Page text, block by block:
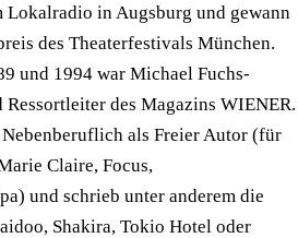
Lokalradio in Augsburg und gewann
des Theaterfestivals München.
und 1994 war Michael Fuchs-
des Magazins WIENER.
als Freier Autor (für
Claire, Focus,
und schrieb unter anderem die
Shakira, Tokio Hotel oder